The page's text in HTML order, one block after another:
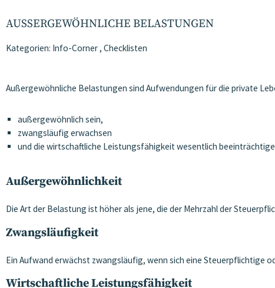
AUSSERGEWÖHNLICHE BELASTUNGEN
Kategorien: Info-Corner, Checklisten
Außergewöhnliche Belastungen sind Aufwendungen für die private
außergewöhnlich sein,
zwangsläufig erwachsen
und die wirtschaftliche Leistungsfähigkeit wesentlich
Außergewöhnlichkeit
Die Art der Belastung ist höher als jene, die der Mehrzahl der
Zwangsläufigkeit
Ein Aufwand erwächst zwangsläufig, wenn sich eine Steuerpflichtige
Wirtschaftliche Leistungsfähigkeit